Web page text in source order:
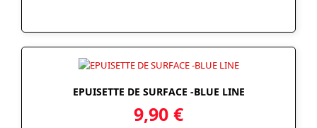
EPUISETTE DE SURFACE -BLUE LINE
9,90 €